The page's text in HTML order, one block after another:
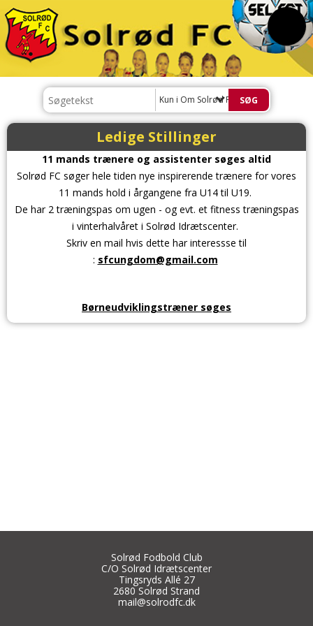
Kun i Om Solrød FC
Ledige Stillinger
11 mands trænere og assistenter søges altid
Solrød FC søger hele tiden nye inspirerende trænere for vores
11 mands hold i årgangene fra U14 til U19.
De har 2 træningspas om ugen - og evt. et fitness træningspas
i vinterhalvåret i Solrød Idrætscenter.
Skriv en mail hvis dette har interessse til
: sfcungdom@gmail.com
Børneudviklingstræner søges
Solrød Fodbold Club
C/O Solrød Idrætscenter
Tingsryds Allé 27
2680 Solrød Strand
mail@solrodfc.dk